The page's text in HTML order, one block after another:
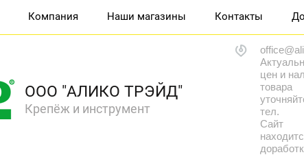
Компания Наши магазины Контакты
ООО "АЛИКО ТРЭЙД"
Крепёж и инструмент
цен и
товара
тел.
Сайт